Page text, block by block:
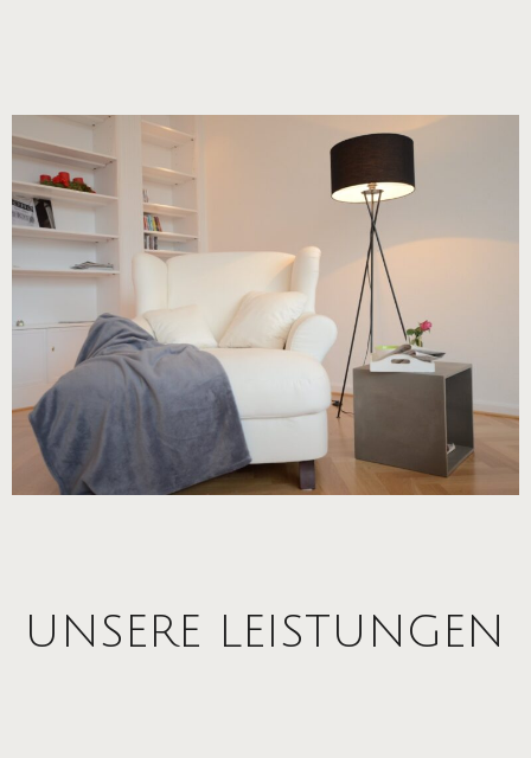
UNSERE LEISTUNGEN